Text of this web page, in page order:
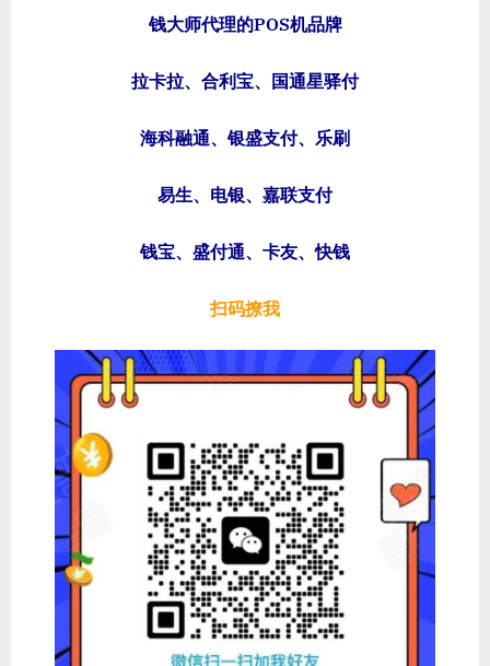
钱大师代理的POS机品牌
拉卡拉、合利宝、国通星驿付
海科融通、银盛支付、乐刷
易生、电银、嘉联支付
钱宝、盛付通、卡友、快钱
扫码撩我